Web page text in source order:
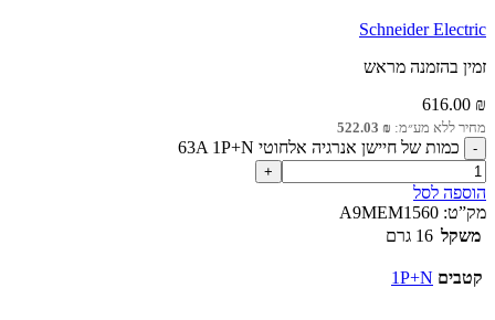
Schneider Electric
זמין בהזמנה מראש
616.00 ₪
מחיר ללא מע״מ: 522.03 ₪
כמות של חיישן אנרגיה אלחוטי 63A 1P+N
הוספה לסל
מק”ט: A9MEM1560
משקל 16 גרם
קטבים 1P+N